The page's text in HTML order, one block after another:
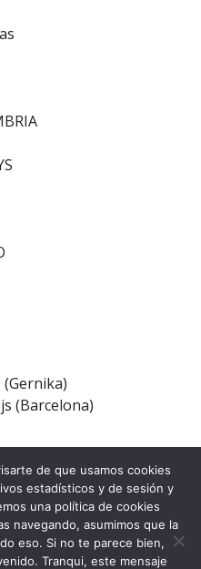
(Gernika)
(Barcelona)
de que usamos cookies
estadísticos y de sesión y
una política de cookies
navegando, asumimos que la
eso. Si no te parece bien,
Tranqui, este mensaje